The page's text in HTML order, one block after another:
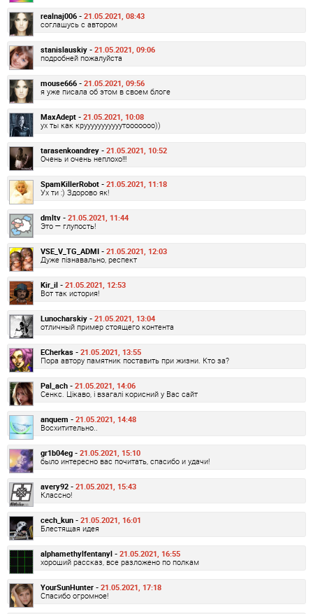
realnaj006 - 21.05.2021, 08:43
соглашусь с автором
stanislauskiy - 21.05.2021, 09:06
подробней пожалуйста
mouse666 - 21.05.2021, 09:56
я уже писала об этом в своем блоге
MaxAdept - 21.05.2021, 10:08
ух ты как крууууууууууутооооооо))
tarasenkoandrey - 21.05.2021, 10:52
Очень и очень неплохо!!!
SpamKillerRobot - 21.05.2021, 11:18
Ух ти :) Здорово як!
dmltv - 21.05.2021, 11:44
Это — глупость!
VSE_V_TG_ADMI - 21.05.2021, 12:03
Дуже пізнавально, респект
Kir_il - 21.05.2021, 12:53
Вот так история!
Lunocharskiy - 21.05.2021, 13:04
отличный пример стоящего контента
ECherkas - 21.05.2021, 13:55
Пора автору памятник поставить при жизни. Кто за?
Pal_ach - 21.05.2021, 14:06
Сенкс. Цікаво, і взагалі корисний у Вас сайт
anquem - 21.05.2021, 14:48
Восхитительно..
gr1b04eg - 21.05.2021, 15:10
было интересно вас почитать, спасибо и удачи!
avery92 - 21.05.2021, 15:43
Классно!
cech_kun - 21.05.2021, 16:01
Блестящая идея
alphamethylfentanyl - 21.05.2021, 16:55
хороший рассказ, все разложено по полкам
YourSunHunter - 21.05.2021, 17:18
Спасибо огромное!